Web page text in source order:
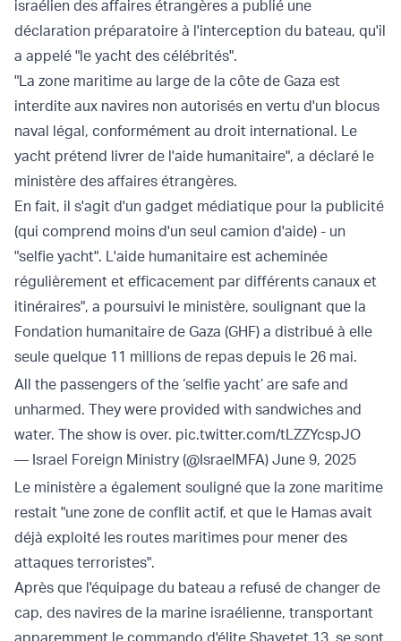
israélien des affaires étrangères a publié une
déclaration préparatoire à l'interception du bateau, qu'il
a appelé "le yacht des célébrités".
"La zone maritime au large de la côte de Gaza est
interdite aux navires non autorisés en vertu d'un blocus
naval légal, conformément au droit international. Le
yacht prétend livrer de l'aide humanitaire", a déclaré le
ministère des affaires étrangères.
En fait, il s'agit d'un gadget médiatique pour la publicité
(qui comprend moins d'un seul camion d'aide) - un
"selfie yacht". L'aide humanitaire est acheminée
régulièrement et efficacement par différents canaux et
itinéraires", a poursuivi le ministère, soulignant que la
Fondation humanitaire de Gaza (GHF) a distribué à elle
seule quelque 11 millions de repas depuis le 26 mai.
All the passengers of the ‘selfie yacht’ are safe and
unharmed. They were provided with sandwiches and
water. The show is over. pic.twitter.com/tLZZYcspJO
— Israel Foreign Ministry (@IsraelMFA) June 9, 2025
Le ministère a également souligné que la zone maritime
restait "une zone de conflit actif, et que le Hamas avait
déjà exploité les routes maritimes pour mener des
attaques terroristes".
Après que l'équipage du bateau a refusé de changer de
cap, des navires de la marine israélienne, transportant